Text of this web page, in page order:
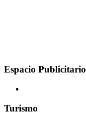
Espacio Publicitario
Turismo